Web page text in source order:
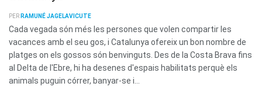
PER RAMUNÉ JAGELAVICUTE
Cada vegada són més les persones que volen compartir les
vacances amb el seu gos, i Catalunya ofereix un bon nombre de
platges on els gossos són benvinguts. Des de la Costa Brava fins
al Delta de l'Ebre, hi ha desenes d'espais habilitats perquè els
animals puguin córrer, banyar-se i...